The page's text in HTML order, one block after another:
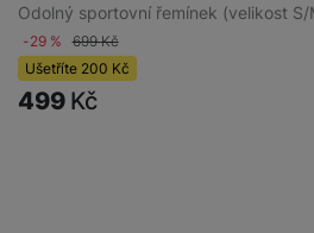
Odolný sportovní řemínek (velikost S/
-29 % 699Kč
Ušetříte 200 Kč
499 Kč